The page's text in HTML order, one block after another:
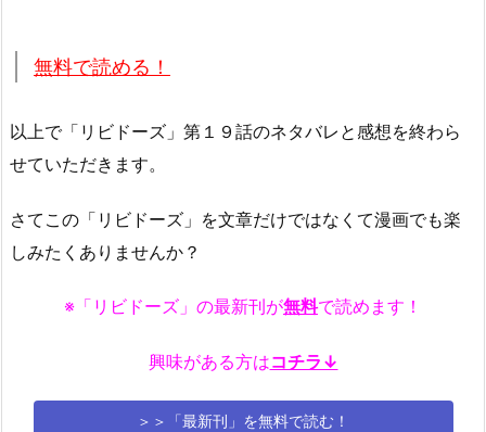
無料で読める！
以上で「リビドーズ」第１９話のネタバレと感想を終わら
せていただきます。
さてこの「リビドーズ」を文章だけではなくて漫画でも楽
しみたくありませんか？
※「リビドーズ」の最新刊が無料で読めます！
興味がある方はコチラ↓
＞＞「最新刊」を無料で読む！